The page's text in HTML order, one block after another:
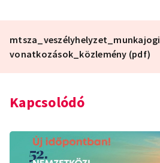
mtsza_veszélyhelyzet_munkajogi
vonatkozások_közlemény (pdf)
Kapcsolódó